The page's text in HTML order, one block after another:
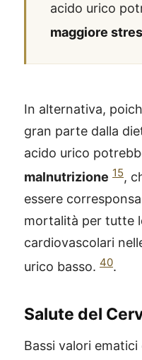
acido urico
maggiore
In alternativa,
gran parte dalla
acido urico
malnutrizione 15,
essere
mortalità per tutte
cardiovascolari
urico basso. 40.
Salute del
Bassi valori